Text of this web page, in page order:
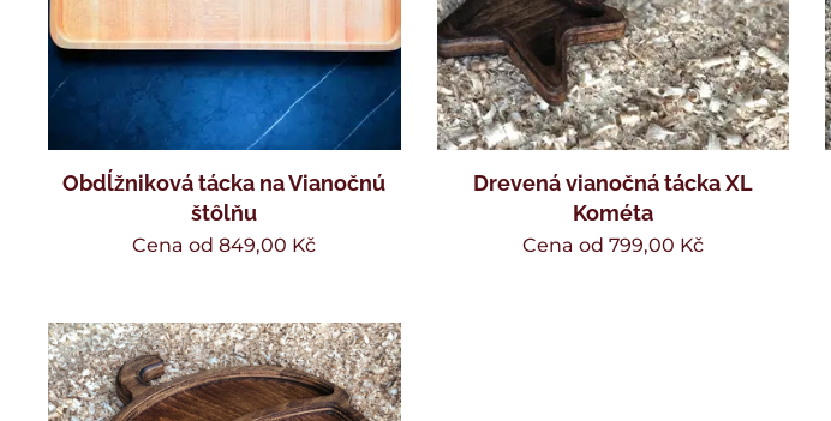
Obdĺžniková tácka na Vianočnú
štôlňu
Cena od849,00 Kč
Drevená vianočná tácka XL
Kométa
Cena od 799,00 Kč